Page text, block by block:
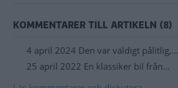
KOMMENTARER TILL ARTIKELN (8)
4 april 2024 Den var väldigt pålitlig,…
25 april 2022 En klassiker bil från…